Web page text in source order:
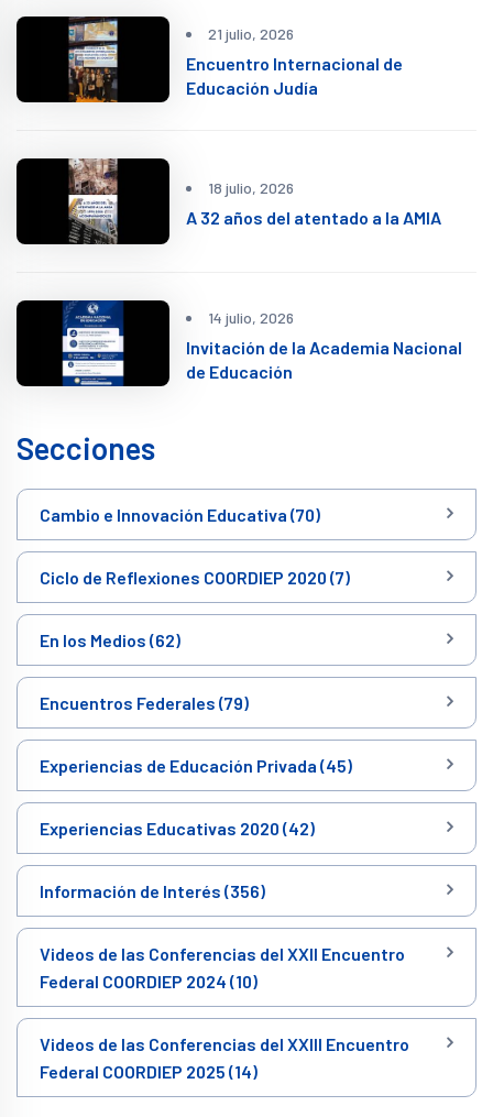
21 julio, 2026
Encuentro Internacional de
Educación Judía
18 julio, 2026
A 32 años del atentado a la AMIA
14 julio, 2026
Invitación de la Academia Nacional
de Educación
Secciones
Cambio e Innovación Educativa (70)
Ciclo de Reflexiones COORDIEP 2020 (7)
En los Medios (62)
Encuentros Federales (79)
Experiencias de Educación Privada (45)
Experiencias Educativas 2020 (42)
Información de Interés (356)
Videos de las Conferencias del XXII Encuentro
Federal COORDIEP 2024 (10)
Videos de las Conferencias del XXIII Encuentro
Federal COORDIEP 2025 (14)